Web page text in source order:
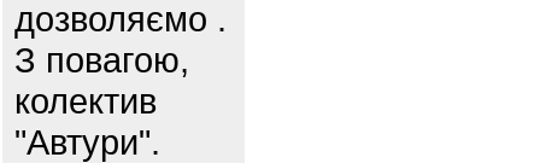
дозволяємо .
З повагою,
колектив
"Автури".